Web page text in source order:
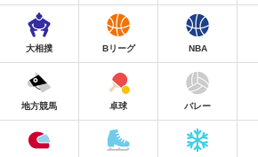
大相撲 Bリーグ NBA
地方競馬 卓球 バレー